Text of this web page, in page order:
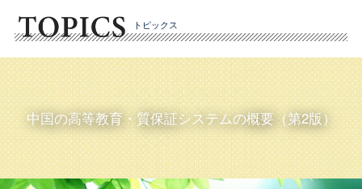
トピックス
中国の高等教育・質保証システムの概要（第2版）